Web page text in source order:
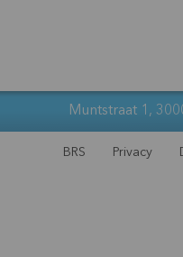
Muntstraat 1,
BRS Privacy